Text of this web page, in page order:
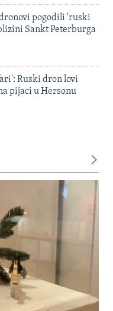
pogodili 'ruski
Sankt Peterburga
Ruski dron lovi
pijaci u Hersonu